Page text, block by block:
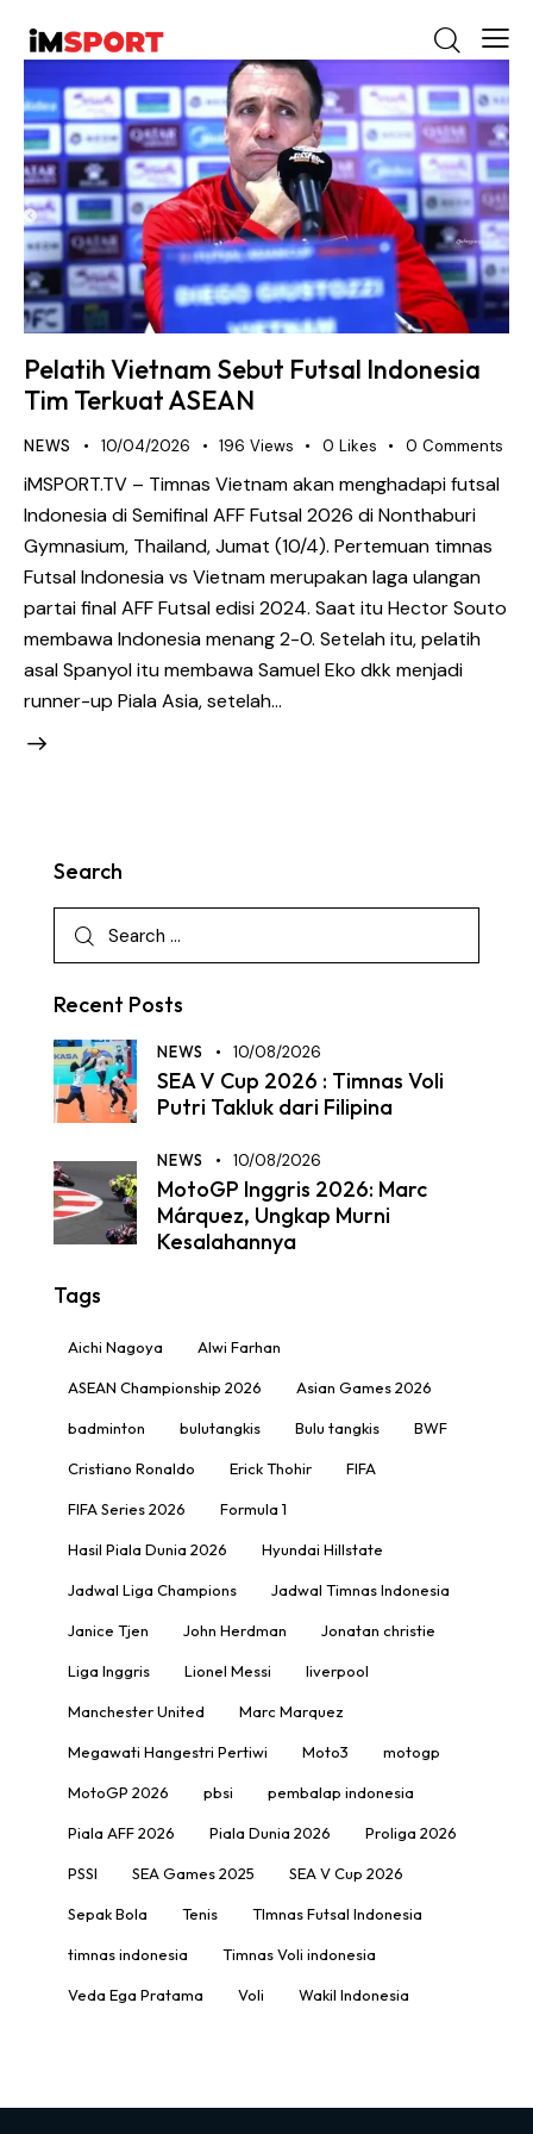
Pelatih Vietnam Sebut Futsal Indonesia
Tim Terkuat ASEAN
NEWS 10/04/2026 196 Views 0 Likes 0 Comments
iMSPORT.TV – Timnas Vietnam akan menghadapi futsal
Indonesia di Semifinal AFF Futsal 2026 di Nonthaburi
Gymnasium, Thailand, Jumat (10/4). Pertemuan timnas
Futsal Indonesia vs Vietnam merupakan laga ulangan
partai final AFF Futsal edisi 2024. Saat itu Hector Souto
membawa Indonesia menang 2-0. Setelah itu, pelatih
asal Spanyol itu membawa Samuel Eko dkk menjadi
runner-up Piala Asia, setelah…
Search
Recent Posts
NEWS 10/08/2026
SEA V Cup 2026 : Timnas Voli
Putri Takluk dari Filipina
NEWS 10/08/2026
MotoGP Inggris 2026: Marc
Márquez, Ungkap Murni
Kesalahannya
Tags
Aichi Nagoya Alwi Farhan
ASEAN Championship 2026 Asian Games 2026
badminton bulutangkis Bulu tangkis BWF
Cristiano Ronaldo Erick Thohir FIFA
FIFA Series 2026 Formula 1
Hasil Piala Dunia 2026 Hyundai Hillstate
Jadwal Liga Champions Jadwal Timnas Indonesia
Janice Tjen John Herdman Jonatan christie
Liga Inggris Lionel Messi liverpool
Manchester United Marc Marquez
Megawati Hangestri Pertiwi Moto3 motogp
MotoGP 2026 pbsi pembalap indonesia
Piala AFF 2026 Piala Dunia 2026 Proliga 2026
PSSI SEA Games 2025 SEA V Cup 2026
Sepak Bola Tenis TImnas Futsal Indonesia
timnas indonesia Timnas Voli indonesia
Veda Ega Pratama Voli Wakil Indonesia